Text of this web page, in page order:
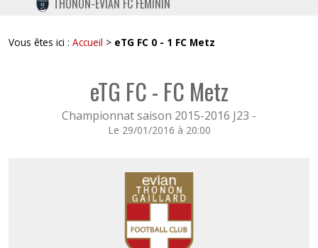
TWITTER
INSTAGRAM
THONON-EVIAN FC FÉMININ
Vous êtes ici : Accueil > eTG FC 0 - 1 FC Metz
eTG FC - FC Metz
Championnat saison 2015-2016 J23 -
Le 29/01/2016 à 20:00